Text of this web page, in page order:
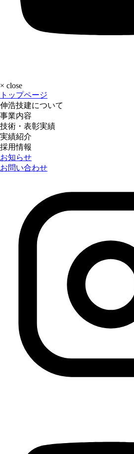
× close
トップページ
伸浩技建について
事業内容
技術・表彰実績
実績紹介
採用情報
お知らせ
お問い合わせ